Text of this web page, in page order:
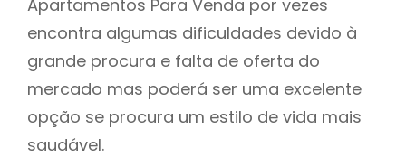
Apartamentos Para Venda por vezes
encontra algumas dificuldades devido à
grande procura e falta de oferta do
mercado mas poderá ser uma excelente
opção se procura um estilo de vida mais
saudável.